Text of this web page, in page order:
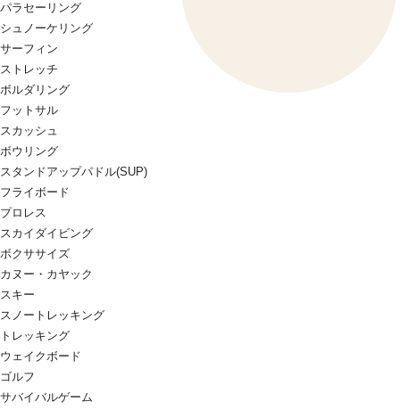
パラセーリング
シュノーケリング
サーフィン
ストレッチ
ボルダリング
フットサル
スカッシュ
ボウリング
スタンドアップパドル(SUP)
フライボード
プロレス
スカイダイビング
ボクササイズ
カヌー・カヤック
スキー
スノートレッキング
トレッキング
ウェイクボード
ゴルフ
サバイバルゲーム